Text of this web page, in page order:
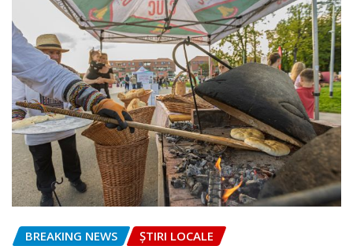
BREAKING NEWS ȘTIRI LOCALE